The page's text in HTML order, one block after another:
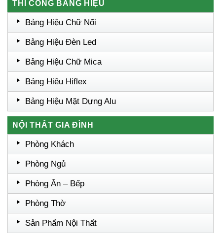
THI CÔNG BẢNG HIỆU
Bảng Hiệu Chữ Nổi
Bảng Hiệu Đèn Led
Bảng Hiệu Chữ Mica
Bảng Hiệu Hiflex
Bảng Hiệu Mặt Dựng Alu
NỘI THẤT GIA ĐÌNH
Phòng Khách
Phòng Ngủ
Phòng Ăn – Bếp
Phòng Thờ
Sản Phẩm Nội Thất